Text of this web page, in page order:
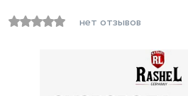
нет отзывов